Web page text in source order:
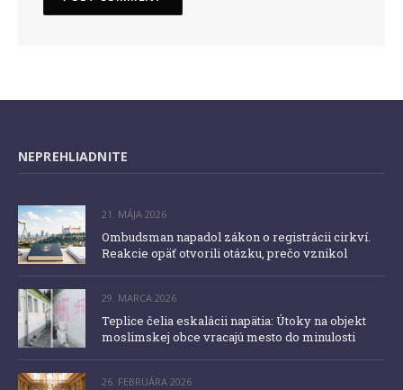
NEPREHLIADNITE
21. MÁJA 2026
Ombudsman napadol zákon o registrácii cirkví.
Reakcie opäť otvorili otázku, prečo vznikol
29. MARCA 2026
Teplice čelia eskalácii napätia: Útoky na objekt
moslimskej obce vracajú mesto do minulosti
26. FEBRUÁRA 2026